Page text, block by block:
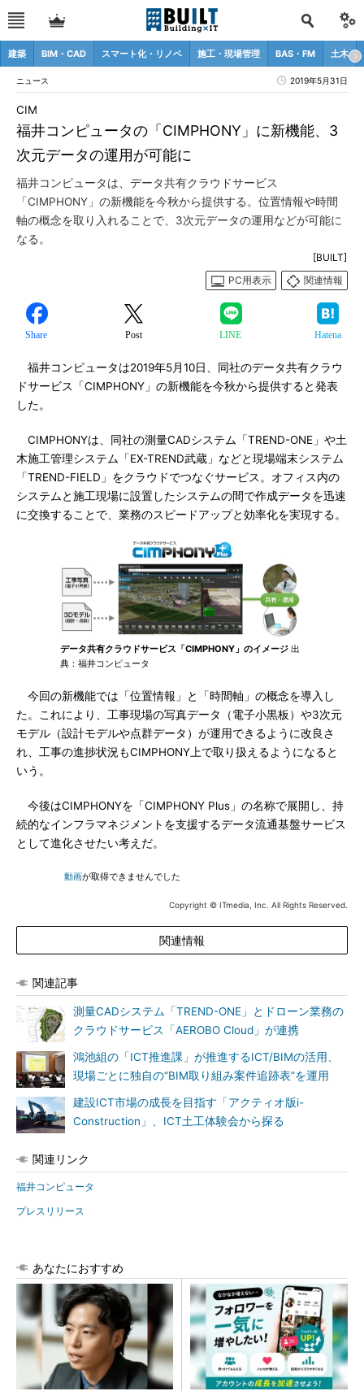
建築 BIM・CAD スマート化・リノベ 施工・現場管理 BAS・FM 土木
ニュース 2019年5月31日
福井コンピュータの「CIMPHONY」に新機能、3
次元データの運用が可能に
CIM
福井コンピュータは、データ共有クラウドサービス
「CIMPHONY」の新機能を今秋から提供する。位置情報や時間
軸の概念を取り入れることで、3次元データの運用などが可能に
なる。
[BUILT]
PC用表示
関連情報
Share Post LINE Hatena
福井コンピュータは2019年5月10日、同社のデータ共有クラウ
ドサービス「CIMPHONY」の新機能を今秋から提供すると発表
した。
CIMPHONYは、同社の測量CADシステム「TREND-ONE」や土
木施工管理システム「EX-TREND武蔵」などと現場端末システム
「TREND-FIELD」をクラウドでつなぐサービス。オフィス内の
システムと施工現場に設置したシステムの間で作成データを迅速
に交換することで、業務のスピードアップと効率化を実現する。
データ共有クラウドサービス「CIMPHONY」のイメージ 出
典：福井コンピュータ
今回の新機能では「位置情報」と「時間軸」の概念を導入し
た。これにより、工事現場の写真データ（電子小黒板）や3次元
モデル（設計モデルや点群データ）が運用できるように改良さ
れ、工事の進捗状況もCIMPHONY上で取り扱えるようになると
いう。
今後はCIMPHONYを「CIMPHONY Plus」の名称で展開し、持
続的なインフラマネジメントを支援するデータ流通基盤サービス
として進化させたい考えだ。
動画が取得できませんでした
Copyright © ITmedia, Inc. All Rights Reserved.
関連情報
関連記事
測量CADシステム「TREND-ONE」とドローン業務の
クラウドサービス「AEROBO Cloud」が連携
鴻池組の「ICT推進課」が推進するICT/BIMの活用、
現場ごとに独自の“BIM取り組み案件追跡表”を運用
建設ICT市場の成長を目指す「アクティオ版i-
Construction」、ICT土工体験会から探る
関連リンク
福井コンピュータ
プレスリリース
あなたにおすすめ